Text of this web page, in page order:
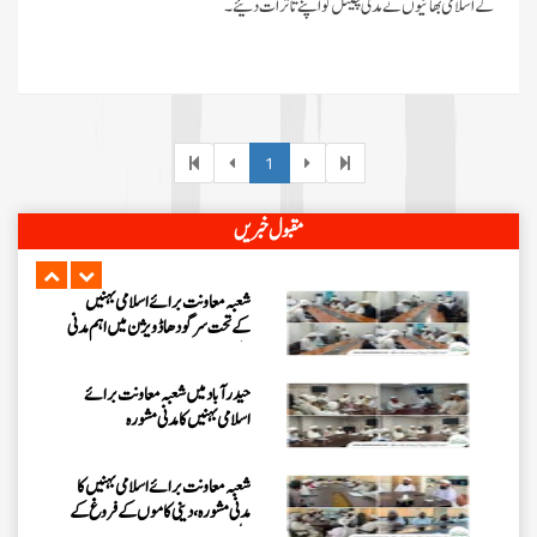
کے اسلامی بھائیوں نے مدنی چینل کو اپنے تاثرات دئیے۔
1
مقبول خبریں
کے تحت سرگودھا ڈویژن میں اہم مدنی
مشورہ
حیدرآباد میں شعبہ معاونت برائے
اسلامی بہنیں کا مدنی مشورہ
شعبہ معاونت برائے اسلامی بہنیں کا
مدنی مشورہ، دینی کاموں کے فروغ کے
مردان اور پشاور میں دینی
سرگرمیاں، اسپیشل پرسنز اور
جامعۃ المدینہ بوائز فیضانِ غریب نواز
میں طلبہ کو اشاروں کی زبان سکھائی گئی